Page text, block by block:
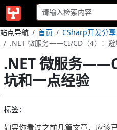
站点导航 首页
CSharp开发分享
.NET 微服务——CI/CD（4）：避
.NET 微服务
坑和一点经验
标签：
如果你看过之前几篇文章，应该